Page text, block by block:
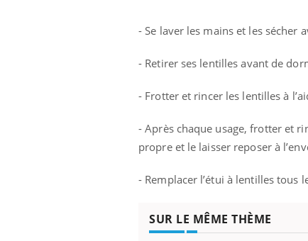
- Se laver les mains et les sécher
- Retirer ses lentilles avant de
- Frotter et rincer les lentilles à
- Après chaque usage, frotter et
propre et le laisser reposer à
- Remplacer l’étui à lentilles tous
SUR LE MÊME THÈME